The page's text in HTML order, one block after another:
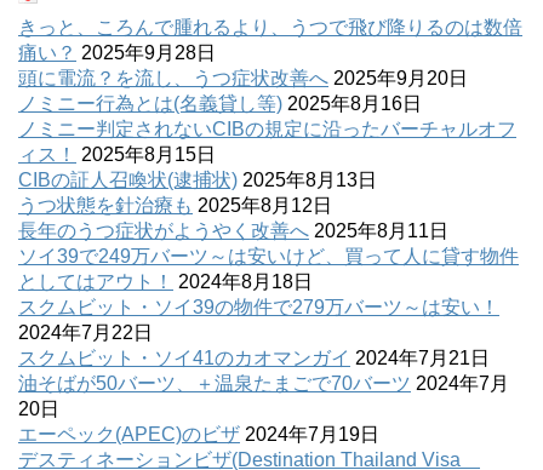
きっと、ころんで腫れるより、うつで飛び降りるのは数倍
痛い？ 2025年9月28日
頭に電流？を流し、うつ症状改善へ 2025年9月20日
ノミニー行為とは(名義貸し等) 2025年8月16日
ノミニー判定されないCIBの規定に沿ったバーチャルオフ
ィス！
2025年8月15日
CIBの証人召喚状(逮捕状) 2025年8月13日
うつ状態を針治療も 2025年8月12日
長年のうつ症状がようやく改善へ 2025年8月11日
ソイ39で249万バーツ～は安いけど、買って人に貸す物件
としてはアウト！
2024年8月18日
スクムビット・ソイ39の物件で279万バーツ～は安い！
2024年7月22日
スクムビット・ソイ41のカオマンガイ 2024年7月21日
油そばが50バーツ、＋温泉たまごで70バーツ 2024年7月
20日
エーペック(APEC)のビザ 2024年7月19日
デスティネーションビザ(Destination Thailand Visa